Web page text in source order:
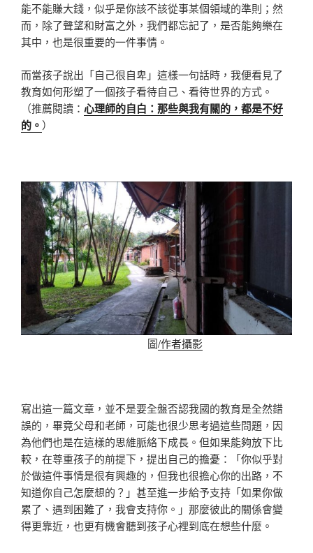
能不能賺大錢，似乎是你該不該從事某個領域的準則；然
而，除了聲望和財富之外，我們都忘記了，是否能夠樂在
其中，也是很重要的一件事情。
而當孩子說出「自己很自卑」這樣一句話時，我便看見了
教育如何形塑了一個孩子看待自己、看待世界的方式。
（推薦閱讀： 心理師的自白：那些與我有關的，都是不好
的。 ）
圖/作者攝影
寫出這一篇文章，並不是要全盤否認我國的教育是全然錯
誤的，畢竟父母和老師，可能也很少思考過這些問題，因
為他們也是在這樣的思維脈絡下成長。但如果能夠放下比
較，在尊重孩子的前提下，提出自己的擔憂：「你似乎對
於做這件事情是很有興趣的，但我也很擔心你的出路，不
知道你自己怎麼想的？」甚至進一步給予支持「如果你做
累了、遇到困難了，我會支持你。」那麼彼此的關係會變
得更靠近，也更有機會聽到孩子心裡到底在想些什麼。